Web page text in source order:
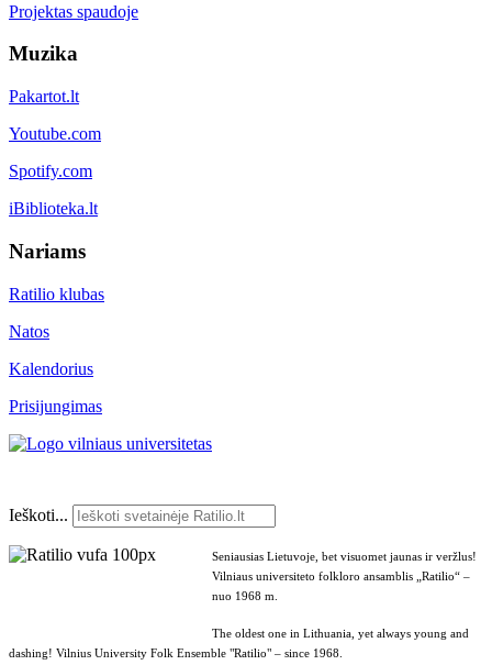
Projektas spaudoje
Muzika
Pakartot.lt
Youtube.com
Spotify.com
iBiblioteka.lt
Nariams
Ratilio klubas
Natos
Kalendorius
Prisijungimas
Ieškoti...
Seniausias Lietuvoje, bet visuomet jaunas ir veržlus!
Vilniaus universiteto folkloro ansamblis „Ratilio“ –
nuo 1968 m.
The oldest one in Lithuania, yet always young and
dashing! Vilnius University Folk Ensemble "Ratilio" – since 1968.